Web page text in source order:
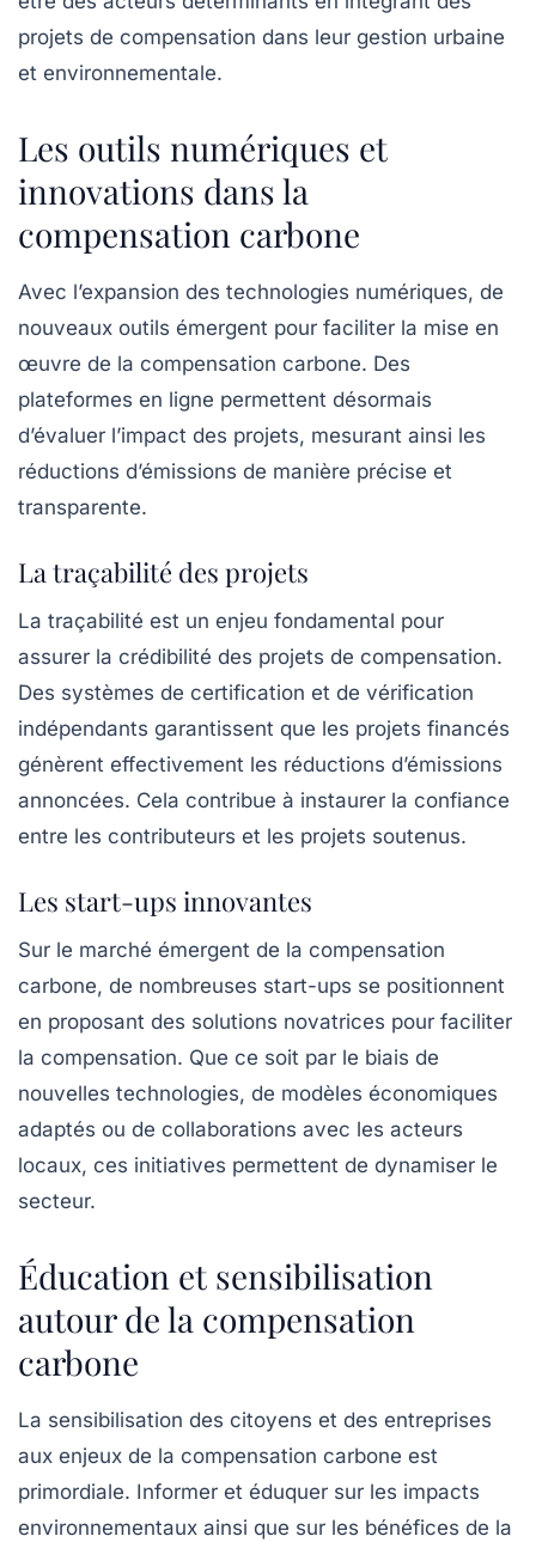
projets de compensation dans leur gestion urbaine
et environnementale.
Les outils numériques et
innovations dans la
compensation carbone
Avec l’expansion des technologies numériques, de
nouveaux outils émergent pour faciliter la mise en
œuvre de la compensation carbone. Des
plateformes en ligne permettent désormais
d’évaluer l’impact des projets, mesurant ainsi les
réductions d’émissions de manière précise et
transparente.
La traçabilité des projets
La traçabilité est un enjeu fondamental pour
assurer la crédibilité des projets de compensation.
Des systèmes de certification et de vérification
indépendants garantissent que les projets financés
génèrent effectivement les réductions d’émissions
annoncées. Cela contribue à instaurer la confiance
entre les contributeurs et les projets soutenus.
Les start-ups innovantes
Sur le marché émergent de la compensation
carbone, de nombreuses start-ups se positionnent
en proposant des solutions novatrices pour faciliter
la compensation. Que ce soit par le biais de
nouvelles technologies, de modèles économiques
adaptés ou de collaborations avec les acteurs
locaux, ces initiatives permettent de dynamiser le
secteur.
Éducation et sensibilisation
autour de la compensation
carbone
La sensibilisation des citoyens et des entreprises
aux enjeux de la compensation carbone est
primordiale. Informer et éduquer sur les impacts
environnementaux ainsi que sur les bénéfices de la